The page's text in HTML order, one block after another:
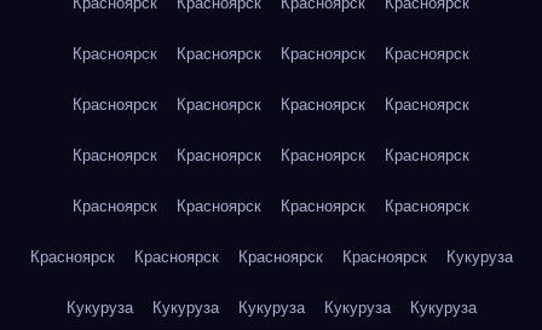
Красноярск Красноярск Красноярск Красноярск
Красноярск Красноярск Красноярск Красноярск
Красноярск Красноярск Красноярск Красноярск
Красноярск Красноярск Красноярск Красноярск
Красноярск Красноярск Красноярск Красноярск Кукуруза
Кукуруза Кукуруза Кукуруза Кукуруза Кукуруза